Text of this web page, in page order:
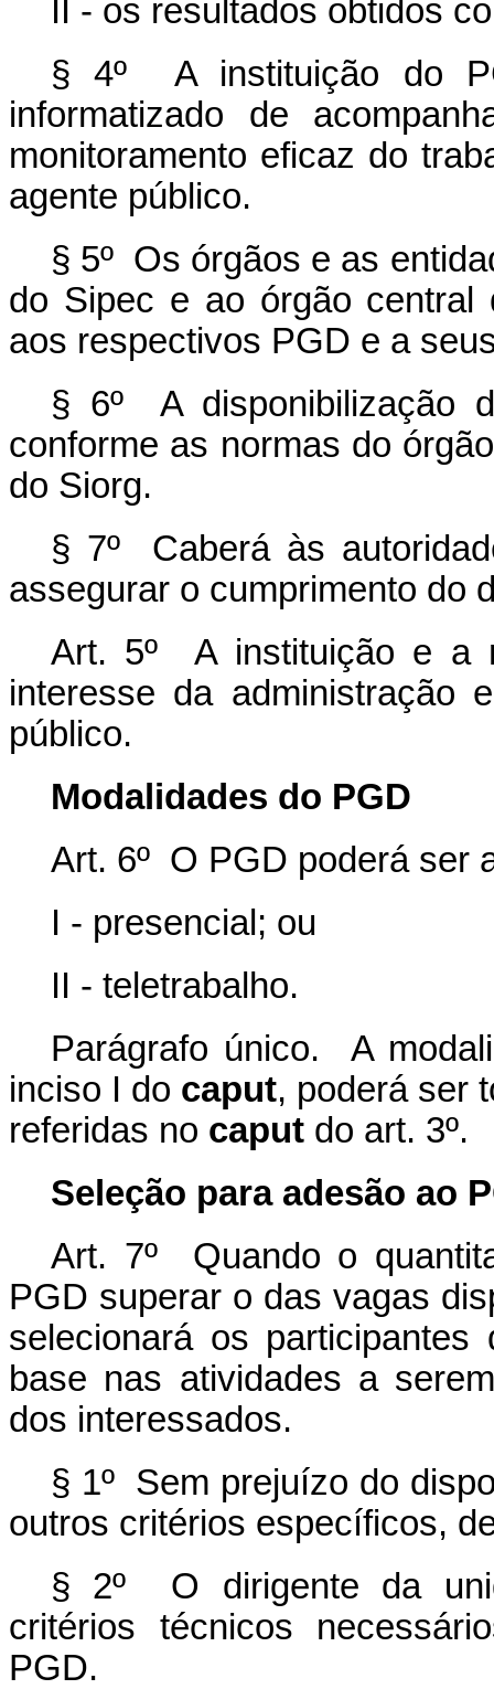
II - os resultados obtidos
§ 4º A instituição do
informatizado de
monitoramento eficaz do
agente público.
§ 5º Os órgãos e as
do Sipec e ao órgão central
aos respectivos PGD e a
§ 6º A disponibilização
conforme as normas do
do Siorg.
§ 7º Caberá às
assegurar o cumprimento do
Art. 5º A instituição e a
interesse da administração
público.
Modalidades do PGD
Art. 6º O PGD poderá ser
I - presencial; ou
II - teletrabalho.
Parágrafo único. A
inciso I do caput, poderá ser
referidas no caput do art. 3º.
Seleção para adesão ao
Art. 7º Quando o
PGD superar o das vagas
selecionará os
base nas atividades a
dos interessados.
§ 1º Sem prejuízo do
outros critérios específicos,
§ 2º O dirigente da
critérios técnicos
PGD.